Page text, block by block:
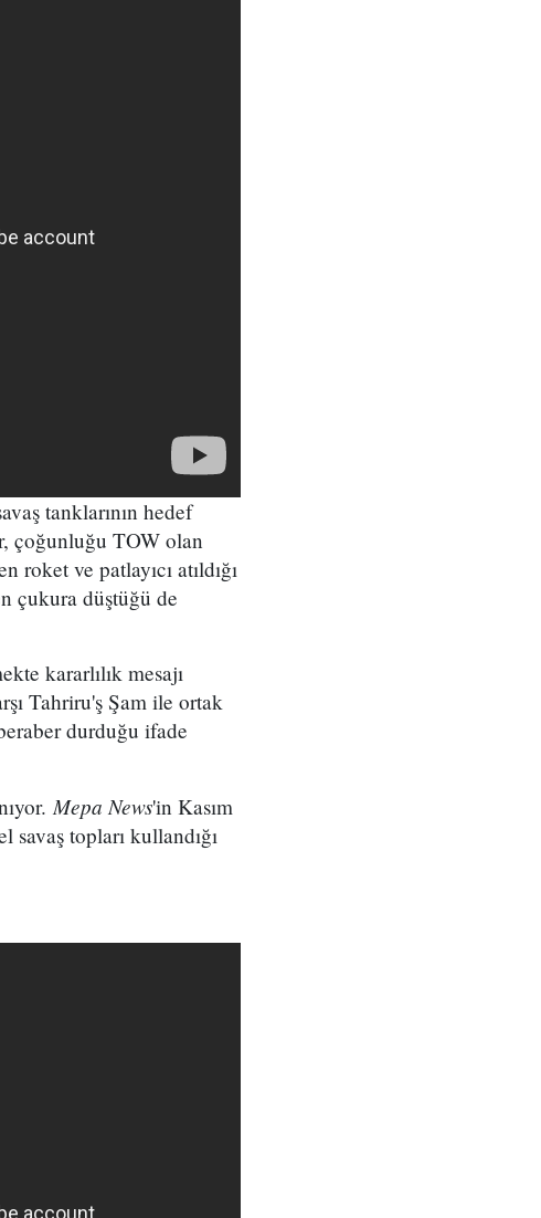
tanklarının hedef
çoğunluğu TOW olan
ve patlayıcı atıldığı
çukura düştüğü de
kararlılık mesajı
Tahriru'ş Şam ile ortak
durduğu ifade
Mepa News'in Kasım
savaş topları kullandığı